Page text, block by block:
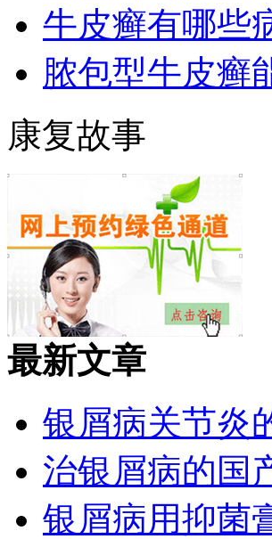
牛皮癣有哪些
脓包型牛皮癣
康复故事
最新文章
银屑病关节炎
治银屑病的国
银屑病用抑菌